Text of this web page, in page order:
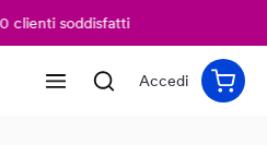
clienti soddisfatti
Accedi